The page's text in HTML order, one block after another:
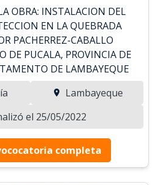
OBRA: INSTALACION DEL
EN LA QUEBRADA
PACHERREZ-CABALLO
DE PUCALA, PROVINCIA DE
DE LAMBAYEQUE
Lambayeque
el 25/05/2022
completa